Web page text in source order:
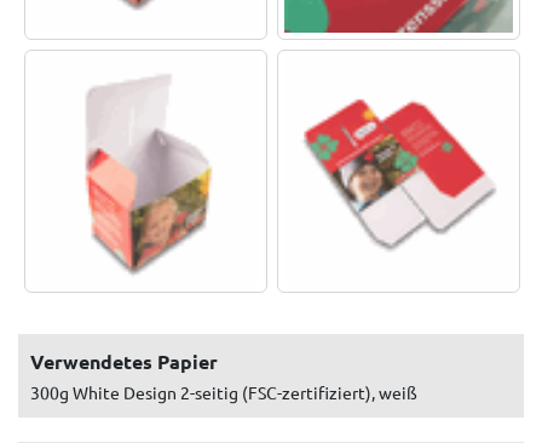
Verwendetes Papier
300g White Design 2-seitig (FSC-zertifiziert), weiß